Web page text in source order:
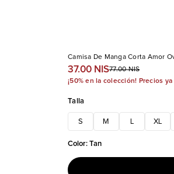
Camisa De Manga Corta Amor
37.00 NIS77.00 NIS
¡50% en la colección! Precios
Talla
S M XL
Color:Tan